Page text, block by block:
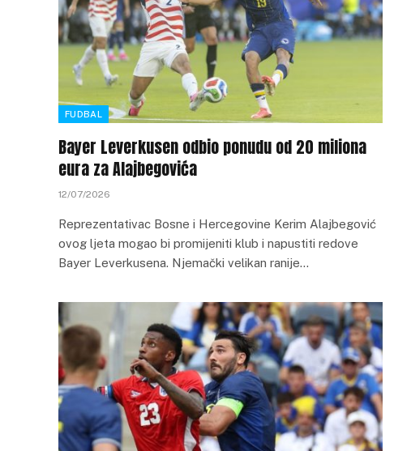
FUDBAL
Bayer Leverkusen odbio ponudu od 20 miliona
eura za Alajbegovića
12/07/2026
Reprezentativac Bosne i Hercegovine Kerim Alajbegović
ovog ljeta mogao bi promijeniti klub i napustiti redove
Bayer Leverkusena. Njemački velikan ranije…